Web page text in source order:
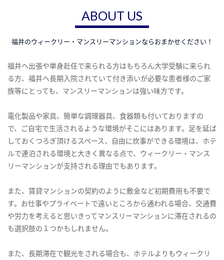
ABOUT US
福井のウィークリー・マンスリーマンションならおまかせください！
福井へ出張や単身赴任で来られる方はもちろん大学受験に来られ
る方、福井へ長期入院されていて付き添いが必要な患者様のご家
族等にとっても、マンスリーマンションは強い味方です。
電化製品や家具、簡単な調理器具、食器類も付いておりますの
で、ご自宅で生活されるような環境がそこにはあります。足を延ば
しておくつろぎ頂けるスペース、自由に炊事ができる環境は、ホテ
ルで連泊される環境と大きく異なる点で、ウィークリー・マンス
リーマンションが支持される理由でもあります。
また、賃貸マンションの契約のように敷金など初期費用も不要で
す。お仕事やプライベートで遠いところから通われる場合、交通費
や労力を考えると思いきってマンスリーマンションに滞在されるの
も選択肢の１つかもしれません。
また、長期滞在で観光をされる場合も、ホテルよりもウィークリ